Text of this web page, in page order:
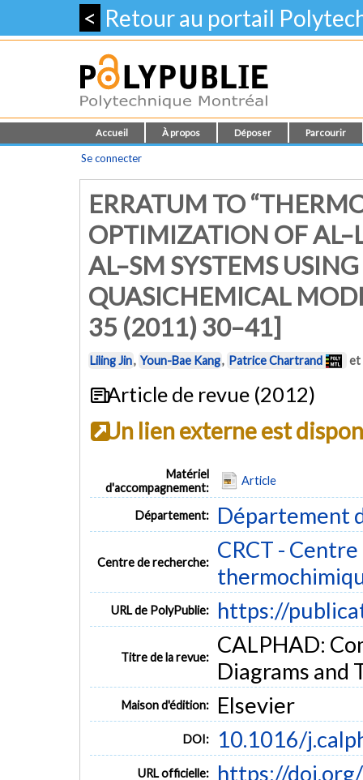
< Retour au portail
Accueil À propos Déposer Parcourir
Se connecter
ERRATUM TO
OPTIMIZATION OF
AL–SM SYSTEMS
QUASICHEMICAL
35 (2011) 30–41]
Liling Jin, Youn-Bae Kang, Patrice Chartrand et
Article de revue (2012)
Un lien externe est
Matériel
d'accompagnement:
Article
Département: Département
Centre de recherche:
CRCT -
URL de PolyPublie: https://
Titre de la revue:
CALPHAD:
Diagrams and
Maison d'édition: Elsevier
DOI: 10.1016/
URL officielle: https://